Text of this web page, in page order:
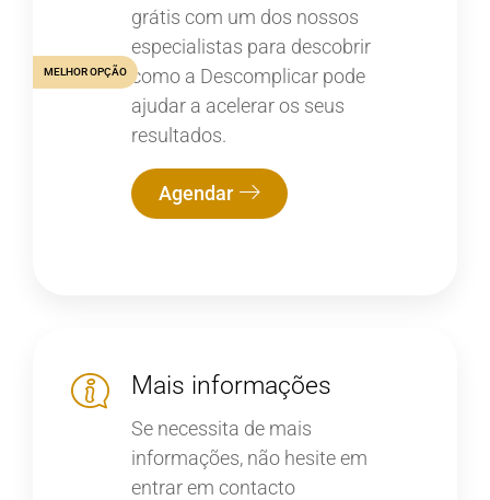
grátis com um dos nossos
especialistas para descobrir
como a Descomplicar pode
ajudar a acelerar os seus
resultados.
Agendar
MELHOR OPÇÃO
Mais informações
Se necessita de mais
informações, não hesite em
entrar em contacto